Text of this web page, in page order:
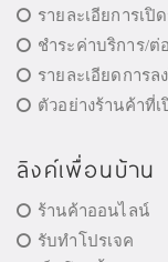
รายละเอียการเ
ชำระค่าบริการ/ต่
รายละเอียดการ
ตัวอย่างร้านค้าที่
ลิงค์เพื่อนบ้าน
ร้านค้าออนไลน์
รับทำโปรเจค